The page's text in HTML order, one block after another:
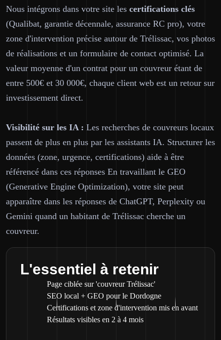
Nous intégrons dans votre site les certifications clés
(Qualibat, garantie décennale, assurance RC pro), votre
zone d'intervention précise autour de Trélissac, vos photos
de réalisations et un formulaire de contact optimisé. La
valeur moyenne d'un contrat pour un couvreur étant de
entre 500€ et 30 000€, chaque client web est un retour sur
investissement direct.
Visibilité sur les IA : Les recherches de couvreurs locaux
passent de plus en plus par les assistants IA. Structurer les
données (zone, urgence, certifications) aide à être
référencé dans ces réponses En travaillant le GEO
(Generative Engine Optimization), votre site peut
apparaître dans les réponses de ChatGPT, Perplexity ou
Gemini quand un habitant de Trélissac cherche un
couvreur.
L'essentiel à retenir
Page ciblée sur 'couvreur Trélissac'
SEO local + GEO pour le Dordogne
Certifications et zone d'intervention mis en avant
Résultats visibles en 2 à 4 mois